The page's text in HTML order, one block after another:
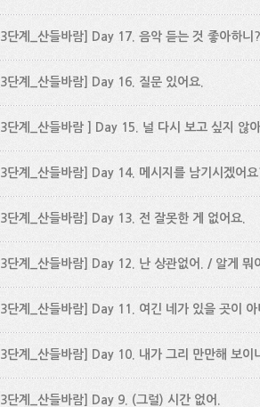
[3단계_산들바람] Day 17. 음악 듣는 것 좋아하니?
[3단계_산들바람] Day 16. 질문 있어요.
[3단계_산들바람 ] Day 15. 널 다시 보고 싶지 않
[3단계_산들바람] Day 14. 메시지를 남기시겠어
[3단계_산들바람] Day 13. 전 잘못한 게 없어요.
[3단계_산들바람] Day 12. 난 상관없어. / 알게 뭐
[3단계_산들바람] Day 11. 여긴 네가 있을 곳이
[3단계_산들바람] Day 10. 내가 그리 만만해 보이
[3단계_산들바람] Day 9. (그럴) 시간 없어.